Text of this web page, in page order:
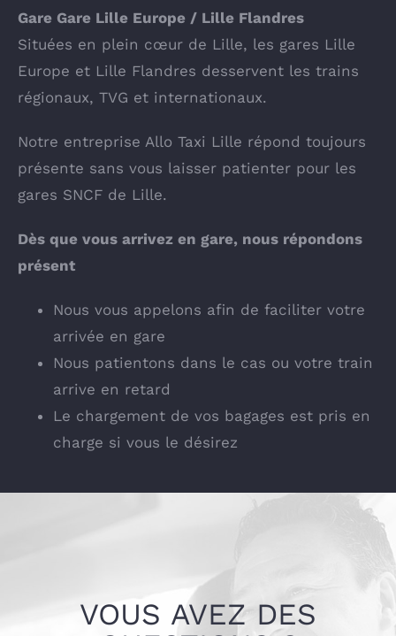
Gare Gare Lille Europe / Lille Flandres
Situées en plein cœur de Lille, les gares Lille
Europe et Lille Flandres desservent les trains
régionaux, TVG et internationaux.
Notre entreprise Allo Taxi Lille répond toujours
présente sans vous laisser patienter pour les
gares SNCF de Lille.
Dès que vous arrivez en gare, nous répondons
présent
Nous vous appelons afin de faciliter votre
arrivée en gare
Nous patientons dans le cas ou votre train
arrive en retard
Le chargement de vos bagages est pris en
charge si vous le désirez
VOUS AVEZ DES